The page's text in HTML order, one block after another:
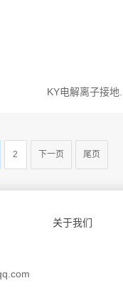
KY电解离子接地...
2 下一页 尾页
关于我们